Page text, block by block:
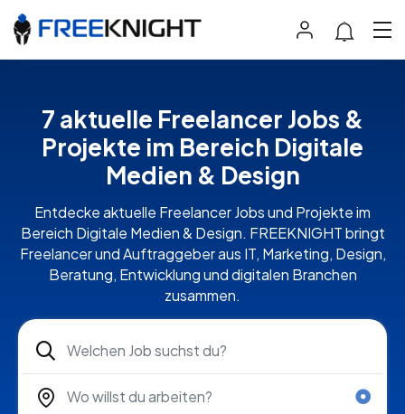
7 aktuelle Freelancer Jobs &
Projekte im Bereich Digitale
Medien & Design
Entdecke aktuelle Freelancer Jobs und Projekte im
Bereich Digitale Medien & Design. FREEKNIGHT bringt
Freelancer und Auftraggeber aus IT, Marketing, Design,
Beratung, Entwicklung und digitalen Branchen
zusammen.